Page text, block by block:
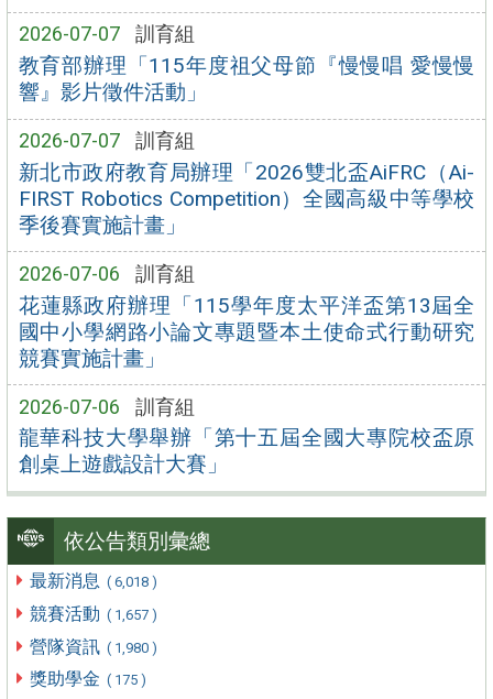
2026-07-07 訓育組
教育部辦理「115年度祖父母節『慢慢唱 愛慢慢
響』影片徵件活動」
2026-07-07 訓育組
新北市政府教育局辦理「2026雙北盃AiFRC（Ai-
FIRST Robotics Competition）全國高級中等學校
季後賽實施計畫」
2026-07-06 訓育組
花蓮縣政府辦理「115學年度太平洋盃第13屆全
國中小學網路小論文專題暨本土使命式行動研究
競賽實施計畫」
2026-07-06 訓育組
龍華科技大學舉辦「第十五屆全國大專院校盃原
創桌上遊戲設計大賽」
依公告類別彙總
最新消息 ( 6,018 )
競賽活動 ( 1,657 )
營隊資訊 ( 1,980 )
獎助學金 ( 175 )